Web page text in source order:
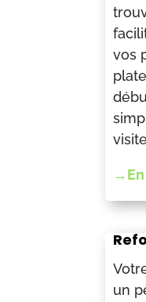
vos
→En
un